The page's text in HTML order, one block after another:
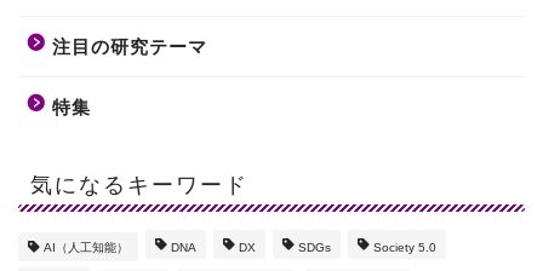
注目の研究テーマ
特集
気になるキーワード
AI（人工知能） DNA DX SDGs Society 5.0